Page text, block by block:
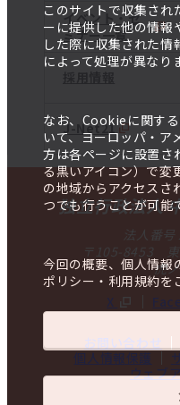
このサイトで収集され
ーに提供した他の情報
した際に収集された
によって処理が異なり
なお、Cookieに関す
いて、ヨーロッパ・ア
方は各ページに設置さ
る黒いアイコン）で変
の地域からアクセス
つでも行うことが可能
今回の概要、個人情報
ポリシー・利用規約を
イベント・セ
ミナー一覧
J-Net21
独立行政法人
法人番
〒105-8453 東
虎
X
お問い合わせ
個人情報保護
ウェブ